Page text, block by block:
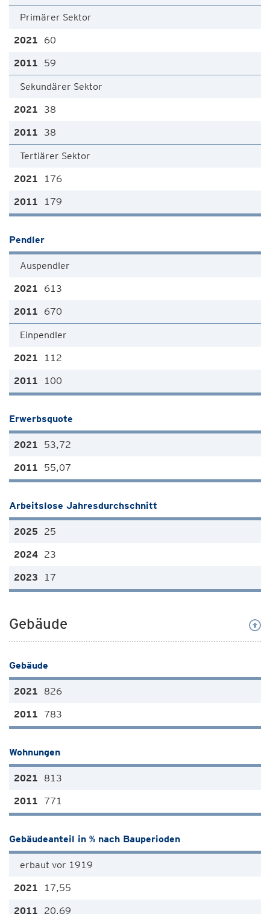
Primärer Sektor
60
59
Sekundärer Sektor
38
38
Tertiärer Sektor
176
179
Pendler
Auspendler
613
670
Einpendler
112
100
Erwerbsquote
53,72
55,07
Arbeitslose Jahresdurchschnitt
25
23
17
Gebäude
Gebäude
826
783
Wohnungen
813
771
Gebäudeanteil in % nach Bauperioden
erbaut vor 1919
17,55
20,69